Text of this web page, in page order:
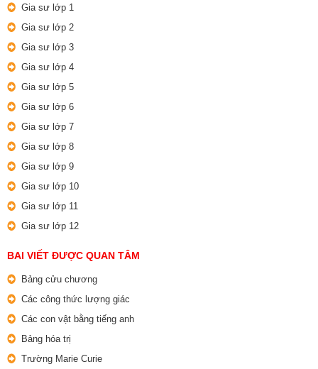
Gia sư lớp 1
Gia sư lớp 2
Gia sư lớp 3
Gia sư lớp 4
Gia sư lớp 5
Gia sư lớp 6
Gia sư lớp 7
Gia sư lớp 8
Gia sư lớp 9
Gia sư lớp 10
Gia sư lớp 11
Gia sư lớp 12
BAI VIẾT ĐƯỢC QUAN TÂM
Bảng cửu chương
Các công thức lượng giác
Các con vật bằng tiếng anh
Bảng hóa trị
Trường Marie Curie